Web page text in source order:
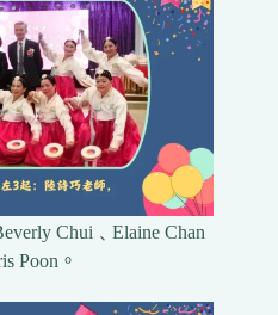
Chui﹑Elaine Chan
Poon。